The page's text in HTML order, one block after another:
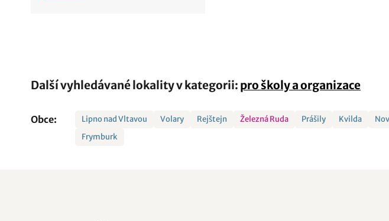
Další vyhledávané lokality v kategorii: pro školy a organizace
Obce: Lipno nad Vltavou Volary Rejštejn Železná Ruda Prášily Kvilda
Frymburk